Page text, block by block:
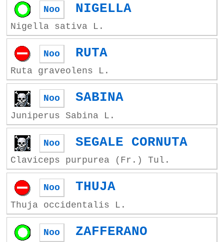
Noo NIGELLA
Nigella sativa L.
Noo RUTA
Ruta graveolens L.
Noo SABINA
Juniperus Sabina L.
Noo SEGALE CORNUTA
Claviceps purpurea (Fr.) Tul.
Noo THUJA
Thuja occidentalis L.
Noo ZAFFERANO